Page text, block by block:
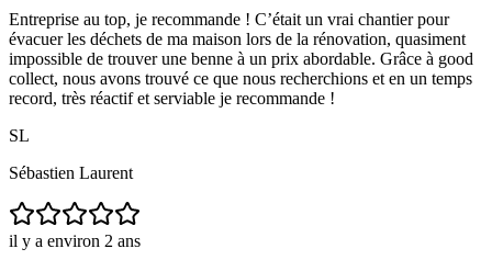
Entreprise au top, je recommande ! C’était un vrai chantier pour
évacuer les déchets de ma maison lors de la rénovation, quasiment
impossible de trouver une benne à un prix abordable. Grâce à good
collect, nous avons trouvé ce que nous recherchions et en un temps
record, très réactif et serviable je recommande !
SL
Sébastien Laurent
il y a environ 2 ans